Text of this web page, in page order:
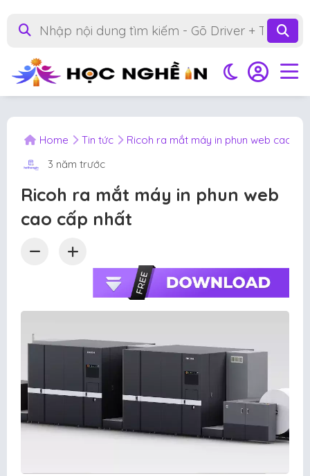
Home Tin tức
Ricoh ra mắt máy in phun web cao
3 năm trước
Ricoh ra mắt máy in phun web
cao cấp nhất